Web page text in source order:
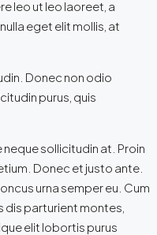
leo ut leo laoreet, a
eget elit mollis, at
Donec non odio
purus, quis
sollicitudin at. Proin
Donec et justo ante.
urna semper eu. Cum
parturient montes,
elit lobortis purus